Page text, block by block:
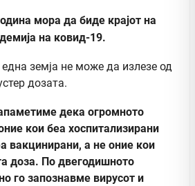
мора да биде крајот на
на ковид-19.
земја не може да излезе од
дозата.
дека огромното
кои беа хоспитализирани
вакцинирани, а не оние кои
доза. По двегодишното
го запознавме вирусот и